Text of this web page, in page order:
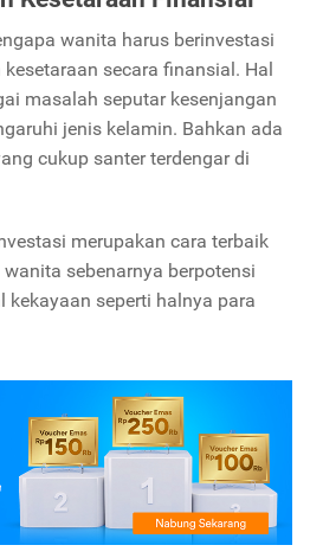
wanita harus berinvestasi
secara finansial. Hal
masalah seputar kesenjangan
jenis kelamin. Bahkan ada
cukup santer terdengar di
merupakan cara terbaik
sebenarnya berpotensi
seperti halnya para